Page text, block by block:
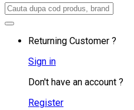
Search
Returning Customer ?
Sign in
Don't have an account ?
Register